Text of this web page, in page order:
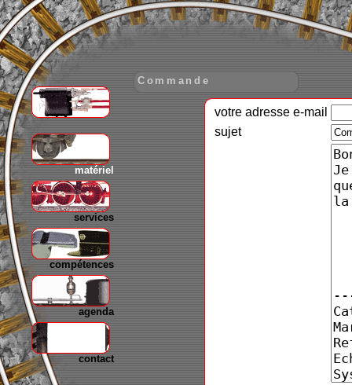
matériel
services
compétences
agenda
contact
Commande
votre adresse e-mail
sujet